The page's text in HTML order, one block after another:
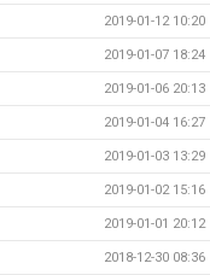
2019-01-12 10:20
2019-01-07 18:24
2019-01-06 20:13
2019-01-04 16:27
2019-01-03 13:29
2019-01-02 15:16
2019-01-01 20:12
2018-12-30 08:36